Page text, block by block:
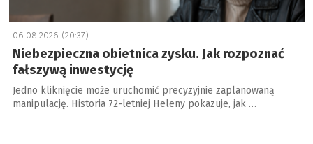
06.08.2026 (20:37)
Niebezpieczna obietnica zysku. Jak rozpoznać
fałszywą inwestycję
Jedno kliknięcie może uruchomić precyzyjnie zaplanowaną
manipulację. Historia 72-letniej Heleny pokazuje, jak …